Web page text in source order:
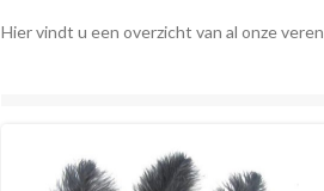
Hier vindt u een overzicht van al onze veren